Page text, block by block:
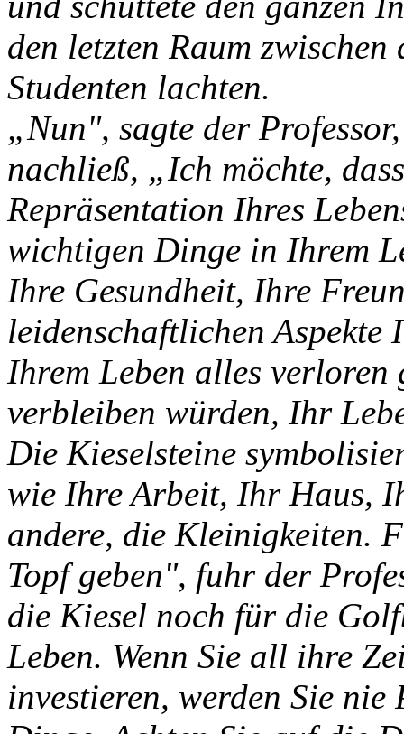
den letzten Raum
Studenten lachten.
„Nun", sagte der
nachließ, „Ich möchte,
Repräsentation Ihres
wichtigen Dinge in Ihrem
Ihre Gesundheit, Ihre
leidenschaftlichen Aspekte
Ihrem Leben alles
verbleiben würden, Ihr
Die Kieselsteine
wie Ihre Arbeit, Ihr Haus,
andere, die Kleinigkeiten.
Topf geben", fuhr der
die Kiesel noch für die
Leben. Wenn Sie all ihre
investieren, werden Sie